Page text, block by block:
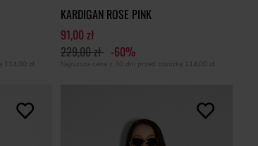
114,00 zł
KARDIGAN ROSE PINK
91,00 zł
229,00 zł -60%
Najniższa cena z 30 dni przed obniżką 114,00 zł